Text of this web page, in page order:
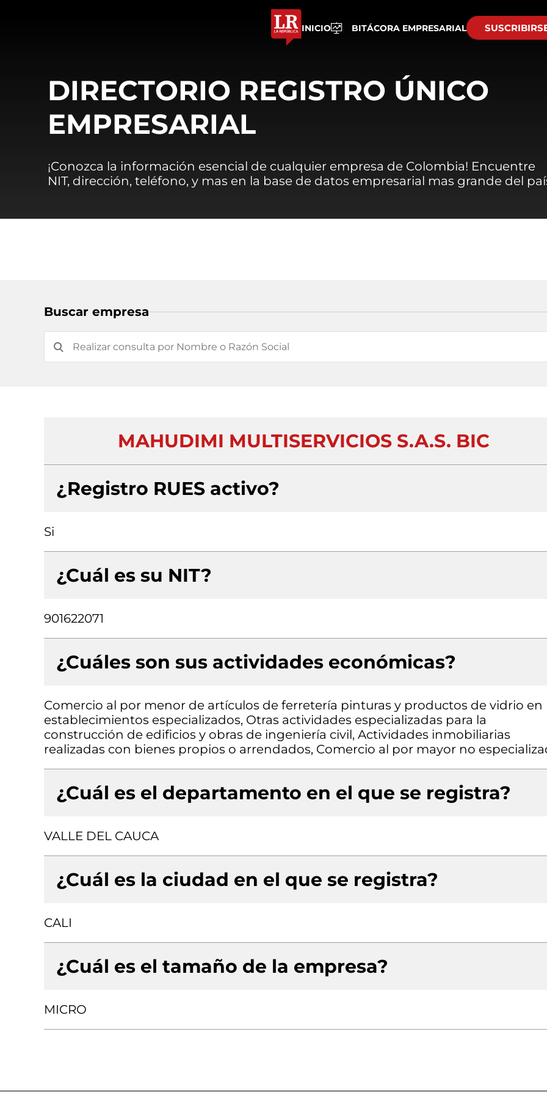
INICIO BITÁCORA EMPRESARIAL
DIRECTORIO REGISTRO ÚNICO
EMPRESARIAL
¡Conozca la información esencial de cualquier empresa de Colombia! Encuentre
NIT, dirección, teléfono, y mas en la base de datos empresarial mas grande del
Buscar empresa
MAHUDIMI MULTISERVICIOS S.A.S. BIC
¿Registro RUES activo?
Si
¿Cuál es su NIT?
901622071
¿Cuáles son sus actividades económicas?
Comercio al por menor de artículos de ferretería pinturas y productos de vidrio en
establecimientos especializados, Otras actividades especializadas para la
construcción de edificios y obras de ingeniería civil, Actividades inmobiliarias
realizadas con bienes propios o arrendados, Comercio al por mayor no
¿Cuál es el departamento en el que se registra?
VALLE DEL CAUCA
¿Cuál es la ciudad en el que se registra?
CALI
¿Cuál es el tamaño de la empresa?
MICRO